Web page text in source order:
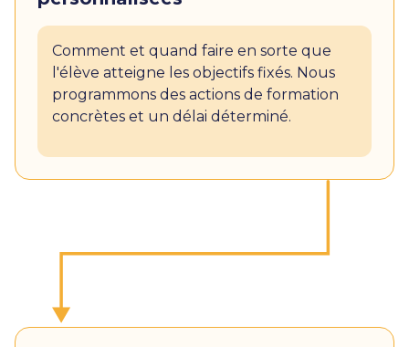
Comment et quand faire en sorte que
l'élève atteigne les objectifs fixés. Nous
programmons des actions de formation
concrètes et un délai déterminé.